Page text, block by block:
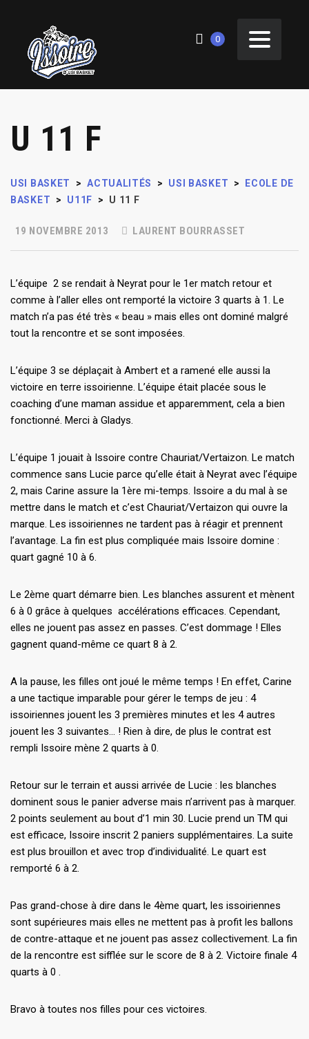
0
U 11 F
USI BASKET > ACTUALITÉS > USI BASKET >
ECOLE DE
BASKET
> U11F > U 11 F
19 NOVEMBRE 2013 LAURENT BOURRASSET
L’équipe 2 se rendait à Neyrat pour le 1er match retour et
comme à l’aller elles ont remporté la victoire 3 quarts à 1. Le
match n’a pas été très « beau » mais elles ont dominé malgré
tout la rencontre et se sont imposées.
L’équipe 3 se déplaçait à Ambert et a ramené elle aussi la
victoire en terre issoirienne. L’équipe était placée sous le
coaching d’une maman assidue et apparemment, cela a bien
fonctionné. Merci à Gladys.
L’équipe 1 jouait à Issoire contre Chauriat/Vertaizon. Le match
commence sans Lucie parce qu’elle était à Neyrat avec l’équipe
2, mais Carine assure la 1ère mi-temps. Issoire a du mal à se
mettre dans le match et c’est Chauriat/Vertaizon qui ouvre la
marque. Les issoiriennes ne tardent pas à réagir et prennent
l’avantage. La fin est plus compliquée mais Issoire domine :
quart gagné 10 à 6.
Le 2ème quart démarre bien. Les blanches assurent et mènent
6 à 0 grâce à quelques accélérations efficaces. Cependant,
elles ne jouent pas assez en passes. C’est dommage ! Elles
gagnent quand-même ce quart 8 à 2.
A la pause, les filles ont joué le même temps ! En effet, Carine
a une tactique imparable pour gérer le temps de jeu : 4
issoiriennes jouent les 3 premières minutes et les 4 autres
jouent les 3 suivantes… ! Rien à dire, de plus le contrat est
rempli Issoire mène 2 quarts à 0.
Retour sur le terrain et aussi arrivée de Lucie : les blanches
dominent sous le panier adverse mais n’arrivent pas à marquer.
2 points seulement au bout d’1 min 30. Lucie prend un TM qui
est efficace, Issoire inscrit 2 paniers supplémentaires. La suite
est plus brouillon et avec trop d’individualité. Le quart est
remporté 6 à 2.
Pas grand-chose à dire dans le 4ème quart, les issoiriennes
sont supérieures mais elles ne mettent pas à profit les ballons
de contre-attaque et ne jouent pas assez collectivement. La fin
de la rencontre est sifflée sur le score de 8 à 2. Victoire finale 4
quarts à 0 .
Bravo à toutes nos filles pour ces victoires.